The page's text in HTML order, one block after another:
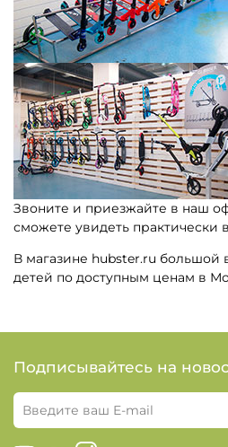
Звоните и приезжайте в наш
сможете увидеть практически
В магазине hubster.ru большой
детей по доступным ценам в
Подписывайтесь на